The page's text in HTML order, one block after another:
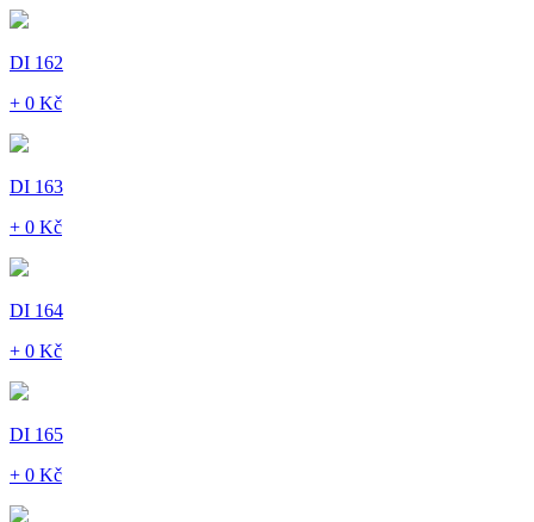
DI 162
+ 0 Kč
DI 163
+ 0 Kč
DI 164
+ 0 Kč
DI 165
+ 0 Kč